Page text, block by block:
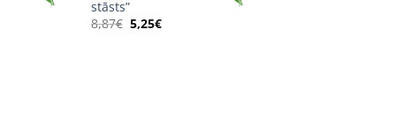
stāsts”
8,87€ Original
5,25€Current